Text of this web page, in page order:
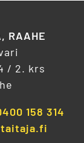
RAAHE
/ 2. krs
158 314